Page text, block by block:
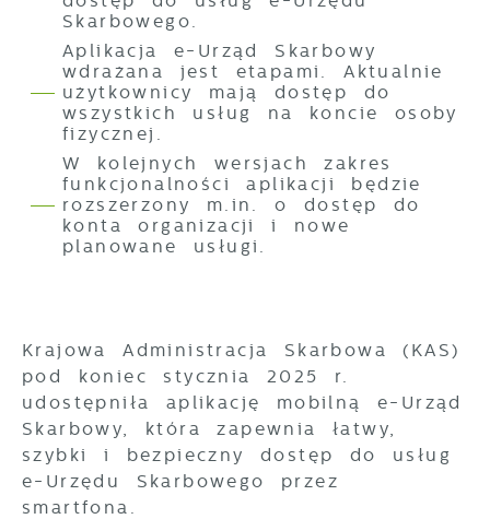
Skarbowego.
Aplikacja e-Urząd Skarbowy
wdrażana jest etapami. Aktualnie
użytkownicy mają dostęp do
wszystkich usług na koncie osoby
fizycznej.
W kolejnych wersjach zakres
funkcjonalności aplikacji będzie
rozszerzony m.in. o dostęp do
konta organizacji i nowe
planowane usługi.
Krajowa Administracja Skarbowa (KAS)
pod koniec stycznia 2025 r.
udostępniła aplikację mobilną e-Urząd
Skarbowy, która zapewnia łatwy,
szybki i bezpieczny dostęp do usług
e-Urzędu Skarbowego przez
smartfona.
Cookies analityczne pozwalają na
uzyskanie informacji w zakresie
wykorzystywania witryny internetowej,
miejsca oraz częstotliwości, z jaką
odwiedzane są nasze serwisy www. Dane
pozwalają nam na ocenę naszych serwisów
internetowych pod względem ich
popularności wśród użytkowników.
Zgromadzone informacje są przetwarzane
w formie zanonimizowanej. Wyrażenie
zgody na analityczne pliki cookies
gwarantuje dostępność wszystkich
Więcej
Reklamowe
Dzięki reklamowym plikom cookies
prezentujemy Ci najciekawsze informacje i
aktualności na stronach naszych partnerów.
Promocyjne pliki cookies służą do
prezentowania Ci naszych komunikatów na
trzecich lub firm będących naszymi
partnerami oraz innych dostawców usług.
Firmy te działają w charakterze
pośredników prezentujących nasze treści w
postaci wiadomości, ofert, komunikatów
mediów społecznościowych.
Więcej